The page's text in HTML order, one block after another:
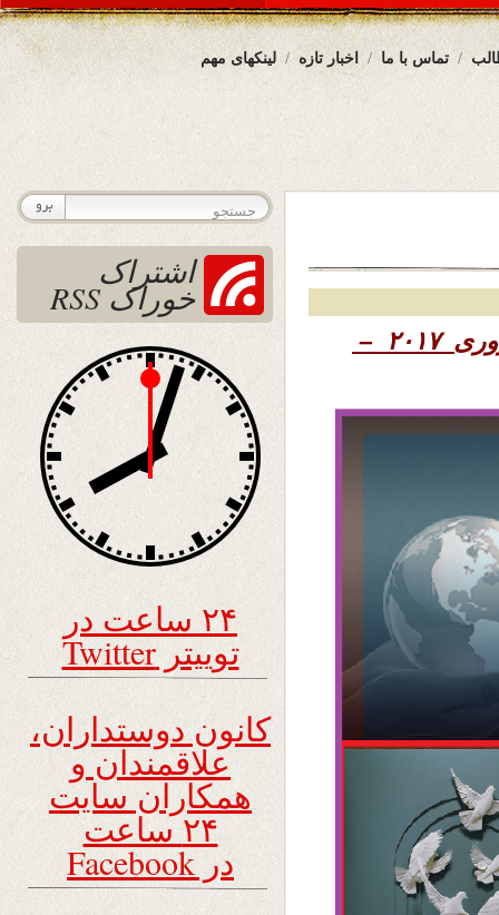
لینکهای مهم اخبار تازه تماس با ما
۱۳۹۵ – ۱۱ فبروری ۲۰۱۷ –
اشتراک
خوراک RSS
۲۴ ساعت در
توییتر Twitter
کانون دوستداران،
علاقمندان و
همکاران سایت
۲۴ ساعت
در Facebook